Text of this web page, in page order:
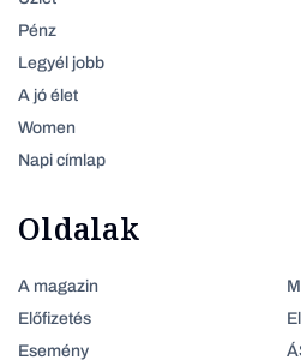
Pénz
Legyél jobb
A jó élet
Women
Napi címlap
Oldalak
A magazin
Előfizetés
Esemény